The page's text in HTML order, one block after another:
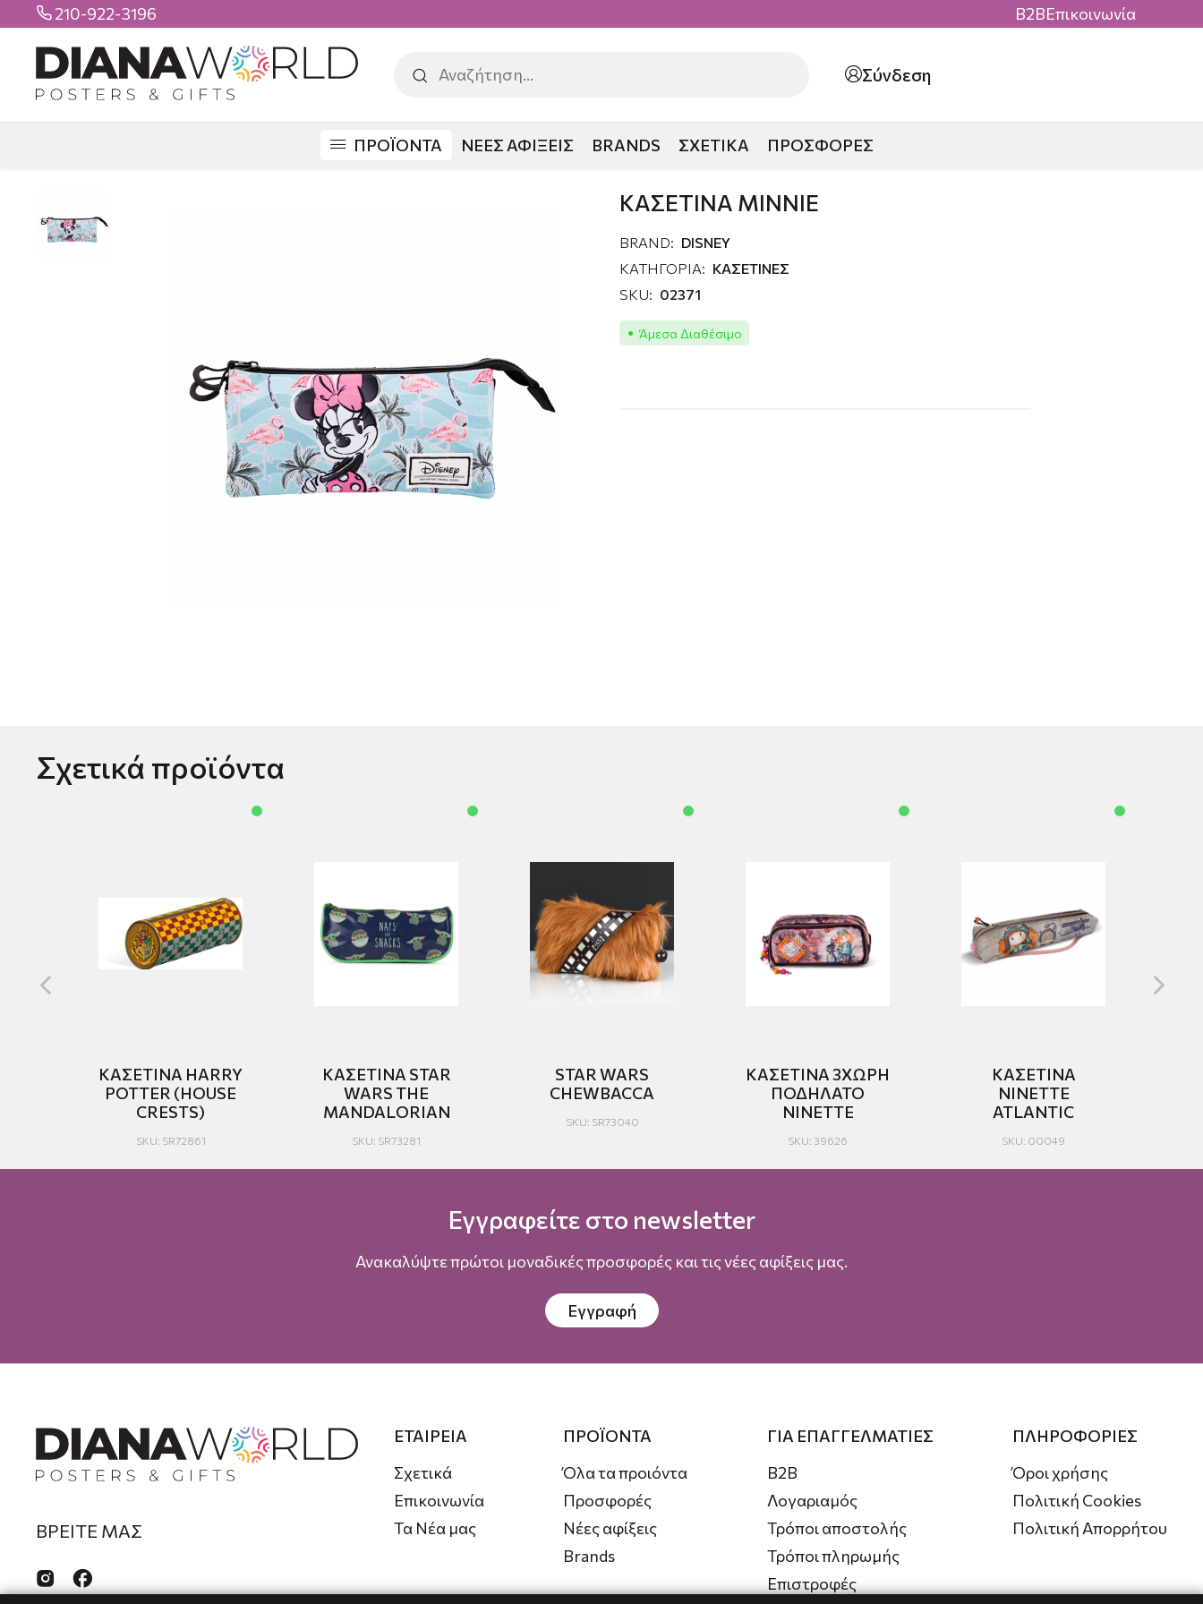
 210-922-3196 B2BΕπικοινωνία
Σύνδεση
ΠΡΟΪΟΝΤΑ ΝΕΕΣ ΑΦΙΞΕΙΣ BRANDS ΣΧΕΤΙΚΑ ΠΡΟΣΦΟΡΕΣ
ΚΑΣΕΤΙΝΑ ΜΙΝΝΙΕ
BRAND: DISNEY
ΚΑΤΗΓΟΡΙΑ: ΚΑΣΕΤΙΝΕΣ
SKU: 02371
Άμεσα Διαθέσιμο
Σχετικά προϊόντα
ΚΑΣΕΤΙΝΑ HARRY
POTTER (HOUSE
CRESTS)
SKU: SR72861
ΚΑΣΕΤΙΝΑ STAR
WARS THE
MANDALORIAN
SKU: SR73281
STAR WARS
CHEWBACCA
SKU: SR73040
ΚΑΣΕΤΙΝΑ 3ΧΩΡΗ
ΠΟΔΗΛΑΤΟ
NINETTE
SKU: 39626
ΚΑΣΕΤΙΝΑ
NINETTE
ATLANTIC
SKU: 00049
Εγγραφείτε στο newsletter
Ανακαλύψτε πρώτοι μοναδικές προσφορές και τις νέες αφίξεις μας.
Εγγραφή
ΒΡΕΙΤΕ ΜΑΣ
 
ΕΤΑΙΡΕΙΑ
Σχετικά
Επικοινωνία
Τα Νέα μας
ΠΡΟΪΟΝΤΑ
Όλα τα προιόντα
Προσφορές
Νέες αφίξεις
Brands
ΓΙΑ ΕΠΑΓΓΕΛΜΑΤΙΕΣ
B2B
Λογαριαμός
Τρόποι αποστολής
Τρόποι πληρωμής
Επιστροφές
ΠΛΗΡΟΦΟΡΙΕΣ
Όροι χρήσης
Πολιτική Cookies
Πολιτική Απορρήτου